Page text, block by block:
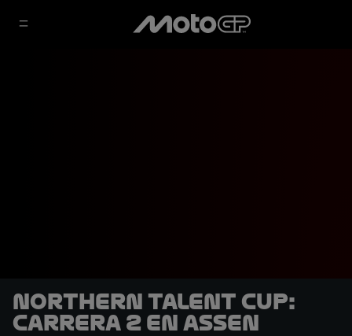
Northern Talent Cup:
Carrera 2 en Assen